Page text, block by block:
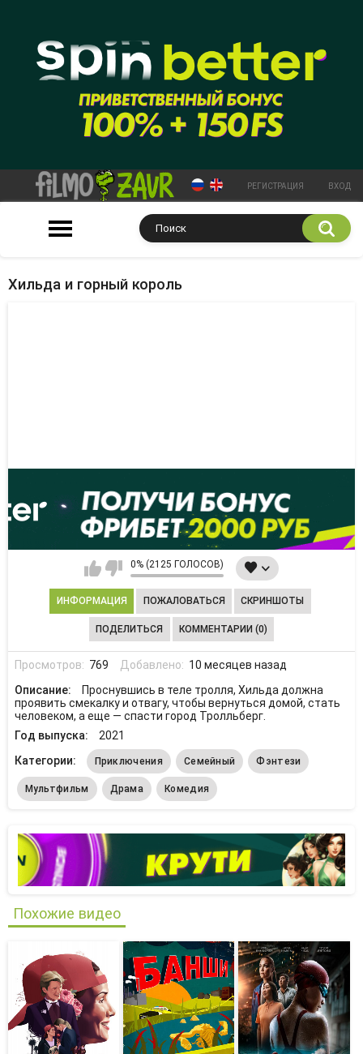
РЕГИСТРАЦИЯ ВХОД
Хильда и горный король
0% (2125 ГОЛОСОВ)
ИНФОРМАЦИЯ ПОЖАЛОВАТЬСЯ СКРИНШОТЫ
ПОДЕЛИТЬСЯ КОММЕНТАРИИ (0)
Просмотров: 769 Добавлено: 10 месяцев назад
Описание:
Проснувшись в теле тролля, Хильда должна
проявить смекалку и отвагу, чтобы вернуться домой, стать
человеком, а еще — спасти город Тролльберг.
Год выпуска:
2021
Категории:
Приключения Семейный Фэнтези
Мультфильм Драма Комедия
Похожие видео